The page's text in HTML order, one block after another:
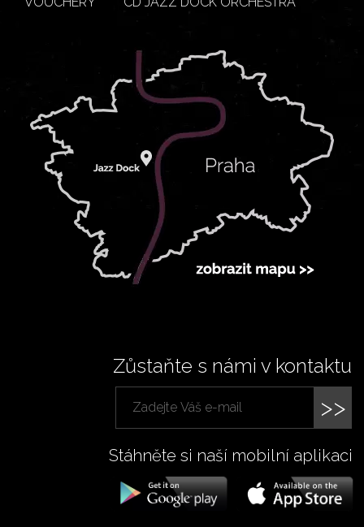
Zůstaňte s námi v kontaktu
>>
Stáhněte si naší mobilní aplikaci